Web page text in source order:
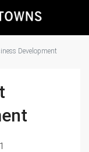
Development
1